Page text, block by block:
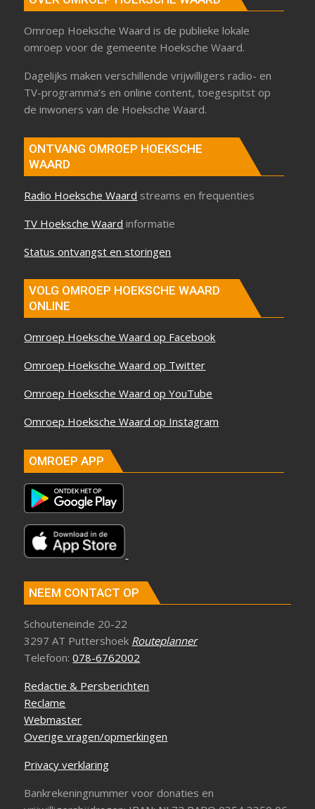
Omroep Hoeksche Waard is de publieke lokale
omroep voor de gemeente Hoeksche Waard.
Dagelijks maken verschillende vrijwilligers radio- en
TV-programma’s en online content, toegespitst op
de inwoners van de Hoeksche Waard.
ONTVANG OMROEP HOEKSCHE
WAARD
Radio Hoeksche Waard streams en frequenties
TV Hoeksche Waard informatie
Status ontvangst en storingen
VOLG OMROEP HOEKSCHE WAARD
ONLINE
Omroep Hoeksche Waard op Facebook
Omroep Hoeksche Waard op Twitter
Omroep Hoeksche Waard op YouTube
Omroep Hoeksche Waard op Instagram
OMROEP APP
NEEM CONTACT OP
Schouteneinde 20-22
3297 AT Puttershoek Routeplanner
Telefoon:078-6762002
Redactie & Persberichten
Reclame
Webmaster
Overige vragen/opmerkingen
Privacy verklaring
Bankrekeningnummer voor donaties en